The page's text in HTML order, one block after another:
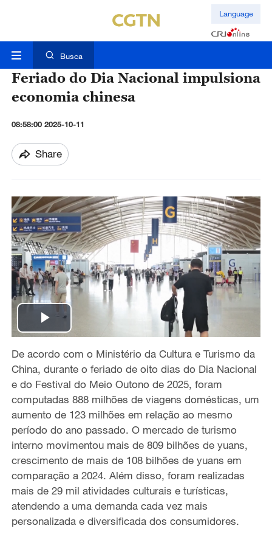
Language
Busca
Feriado do Dia Nacional impulsiona
economia chinesa
08:58:00 2025-10-11
Share
P
l
a
y
V
i
d
e
De acordo com o Ministério da Cultura e Turismo da
China, durante o feriado de oito dias do Dia Nacional
e do Festival do Meio Outono de2025, foram
computadas 888 milhões de viagens domésticas, um
aumento de 123 milhões em relação ao mesmo
período do ano passado. O mercado de turismo
interno movimentou mais de 809 bilhões de yuans,
crescimento de mais de 108 bilhões de yuans em
comparação a 2024. Além disso, foram realizadas
mais de 29 mil atividades culturais e turísticas,
atendendo a uma demanda cada vez mais
personalizada e diversificada dos consumidores.